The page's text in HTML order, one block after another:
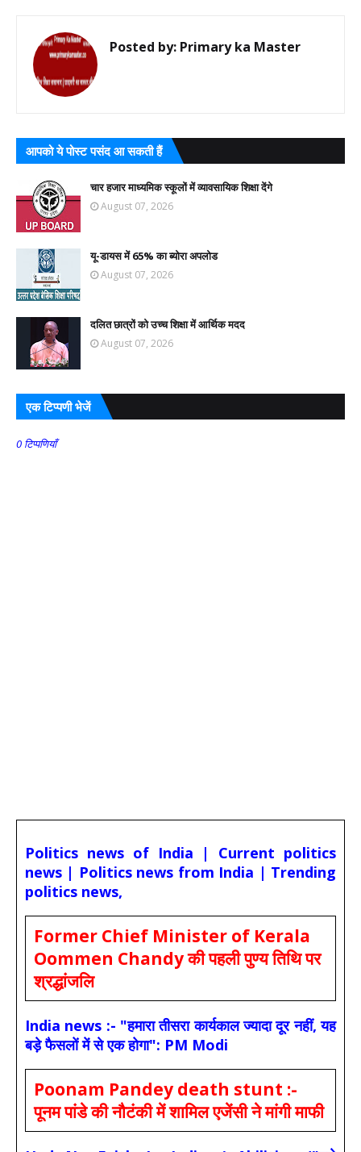
Posted by: Primary ka Master
आपको ये पोस्ट पसंद आ सकती हैं
चार हजार माध्यमिक स्कूलों में व्यावसायिक शिक्षा देंगे
August 07, 2026
यू-डायस में 65% का ब्योरा अपलोड
August 07, 2026
दलित छात्रों को उच्च शिक्षा में आर्थिक मदद
August 07, 2026
एक टिप्पणी भेजें
0 टिप्पणियाँ
Politics news of India | Current politics
news | Politics news from India | Trending
politics news,
Former Chief Minister of Kerala
Oommen Chandy की पहली पुण्य तिथि पर
श्रद्धांजलि
India news :- "हमारा तीसरा कार्यकाल ज्यादा दूर नहीं, यह
बड़े फैसलों में से एक होगा": PM Modi
Poonam Pandey death stunt :-
पूनम पांडे की नौटंकी में शामिल एजेंसी ने मांगी माफी